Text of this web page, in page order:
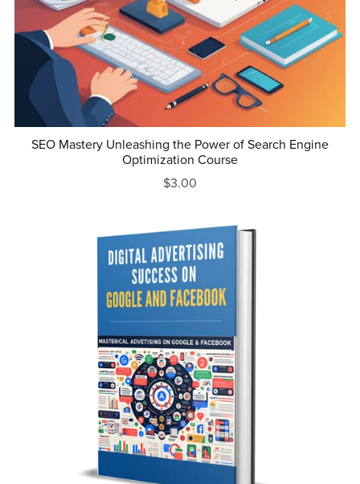
SEO Mastery Unleashing the Power of Search Engine
Optimization Course
$3.00